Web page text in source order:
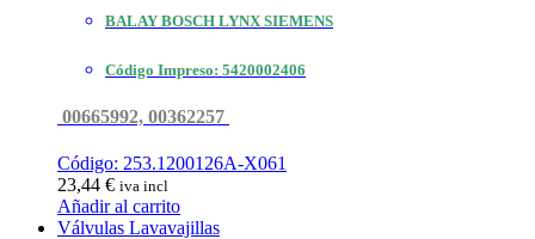
BALAY BOSCH LYNX SIEMENS
Código Impreso: 5420002406
00665992, 00362257
Código: 253.1200126A-X061
23,44 € iva incl
Añadir al carrito
Válvulas Lavavajillas